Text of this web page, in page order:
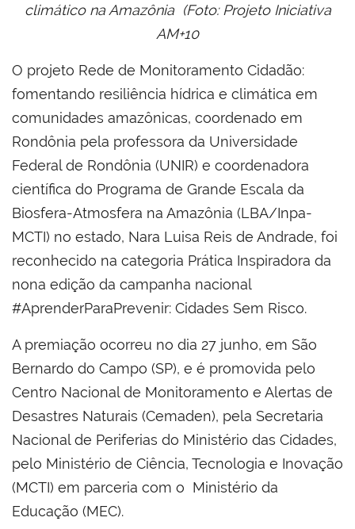
climático na Amazônia (Foto: Projeto Iniciativa
AM+10
O projeto Rede de Monitoramento Cidadão:
fomentando resiliência hídrica e climática em
comunidades amazônicas, coordenado em
Rondônia pela professora da Universidade
Federal de Rondônia (UNIR) e coordenadora
científica do Programa de Grande Escala da
Biosfera-Atmosfera na Amazônia (LBA/Inpa-
MCTI) no estado, Nara Luisa Reis de Andrade, foi
reconhecido na categoria Prática Inspiradora da
nona edição da campanha nacional
#AprenderParaPrevenir: Cidades Sem Risco.
A premiação ocorreu no dia 27 junho, em São
Bernardo do Campo (SP), e é promovida pelo
Centro Nacional de Monitoramento e Alertas de
Desastres Naturais (Cemaden), pela Secretaria
Nacional de Periferias do Ministério das Cidades,
pelo Ministério de Ciência, Tecnologia e Inovação
(MCTI) em parceria com o Ministério da
Educação (MEC).